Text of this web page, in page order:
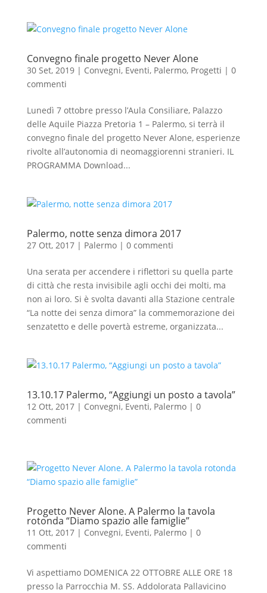
Convegno finale progetto Never Alone
30 Set, 2019| Convegni, Eventi, Palermo, Progetti | 0
commenti
Lunedì 7 ottobre presso l’Aula Consiliare, Palazzo
delle Aquile Piazza Pretoria 1 – Palermo, si terrà il
convegno finale del progetto Never Alone, esperienze
rivolte all’autonomia di neomaggiorenni stranieri. IL
PROGRAMMA Download...
Palermo, notte senza dimora 2017
27 Ott, 2017| Palermo| 0 commenti
Una serata per accendere i riflettori su quella parte
di città che resta invisibile agli occhi dei molti, ma
non ai loro. Si è svolta davanti alla Stazione centrale
“La notte dei senza dimora” la commemorazione dei
senzatetto e delle povertà estreme, organizzata...
13.10.17 Palermo, “Aggiungi un posto a tavola”
12 Ott, 2017| Convegni, Eventi, Palermo| 0
commenti
Progetto Never Alone. A Palermo la tavola
rotonda “Diamo spazio alle famiglie”
11 Ott, 2017| Convegni, Eventi, Palermo| 0
commenti
Vi aspettiamo DOMENICA 22 OTTOBRE ALLE ORE 18
presso la Parrocchia M. SS. Addolorata Pallavicino